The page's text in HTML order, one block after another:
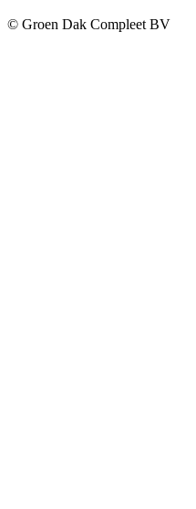
© Groen Dak Compleet BV